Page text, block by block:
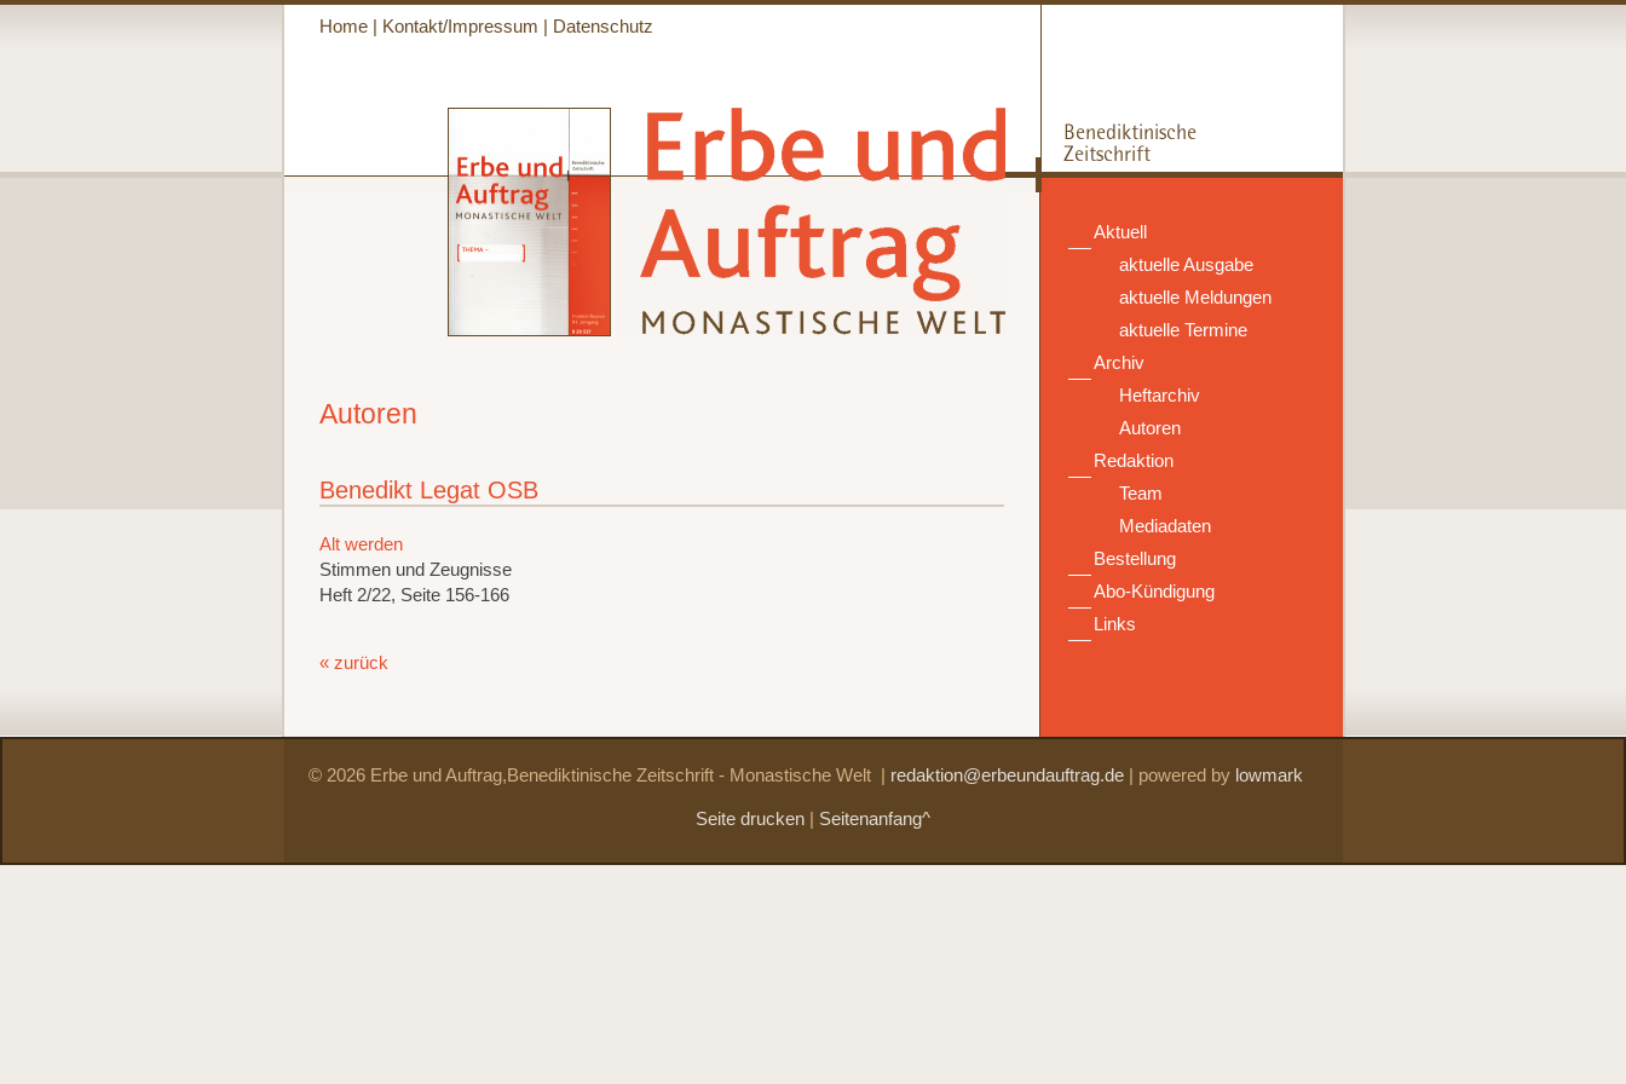
Home| Kontakt/Impressum Datenschutz
Aktuell
aktuelle Ausgabe
aktuelle Meldungen
aktuelle Termine
Archiv
Heftarchiv
Autoren
Redaktion
Team
Mediadaten
Bestellung
Abo-Kündigung
Links
Autoren
Benedikt Legat OSB
Alt werden
Stimmen und Zeugnisse
Heft 2/22, Seite 156-166
« zurück
© 2026 Erbe und Auftrag,Benediktinische Zeitschrift - Monastische Welt redaktion@erbeundauftrag.de| powered by lowmark
Seite drucken Seitenanfang^